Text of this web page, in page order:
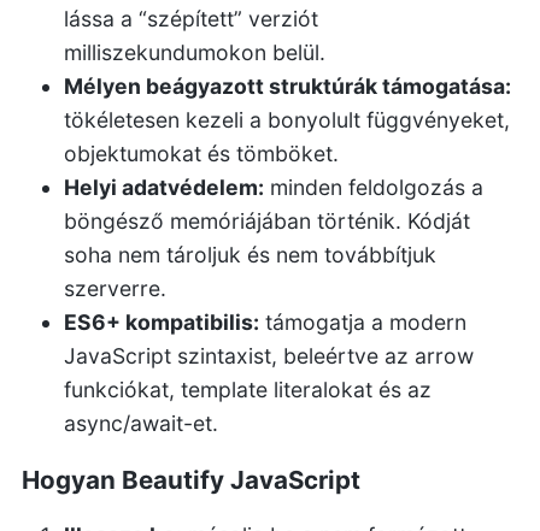
lássa a “szépített” verziót
milliszekundumokon belül.
Mélyen beágyazott struktúrák támogatása:
tökéletesen kezeli a bonyolult függvényeket,
objektumokat és tömböket.
Helyi adatvédelem: minden feldolgozás a
böngésző memóriájában történik. Kódját
soha nem tároljuk és nem továbbítjuk
szerverre.
ES6+ kompatibilis: támogatja a modern
JavaScript szintaxist, beleértve az arrow
funkciókat, template literalokat és az
async/await-et.
Hogyan Beautify JavaScript